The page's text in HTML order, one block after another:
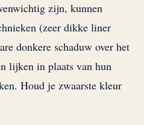
zijn, kunnen
(zeer dikke liner
donkere schaduw over het
lijken in plaats van hun
Houd je zwaarste kleur